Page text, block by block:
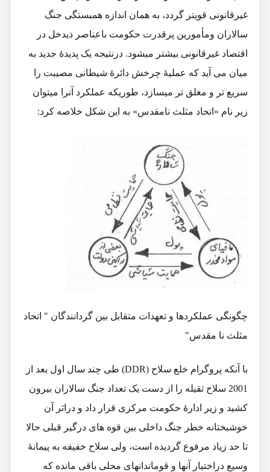
غیرقانونی قویتر گردد، به همان اندازه همبستگی جنگ
سالاران ومأمورین پرقدرت حکومت باعناصر ذیدخل در
اقتصاد غیرقانونی بیشتر میشود. درنتیجه یک پدیدۀ جدید به
میان می آید که عملیۀ چرخش دائرۀ شیطانی مصیبت را
سریع تر و مغلق تر میسازد، طوریکه عملکرد آنرا میتوان
زیر نام «اتحاد مثلث نامقدس» به این شکل خلاصه کرد:
چگونگی عملکردها و تعهدات متقابل بین گردانندگان " اتحاد
مثلث نا مقدس"
با آنکه پروگرام خلع سلاح (DDR) طی چند سال اول بعد از
2001 سلاح ثقیله را از دست یک تعداد جنگ سالاران بیرون
کشید و زیر ادارۀ حکومت مرکزی قرار داد و دراثر آن
خوشبختانه خطر جنگ داخلی بین قوه های درگیر قبلی حالا
تا حد زیاد مرفوع گردیده است، ولی سلاح خفیفه به پیمانۀ
وسیع دراختیار آنها و قوماندانهای محلی باقی مانده که